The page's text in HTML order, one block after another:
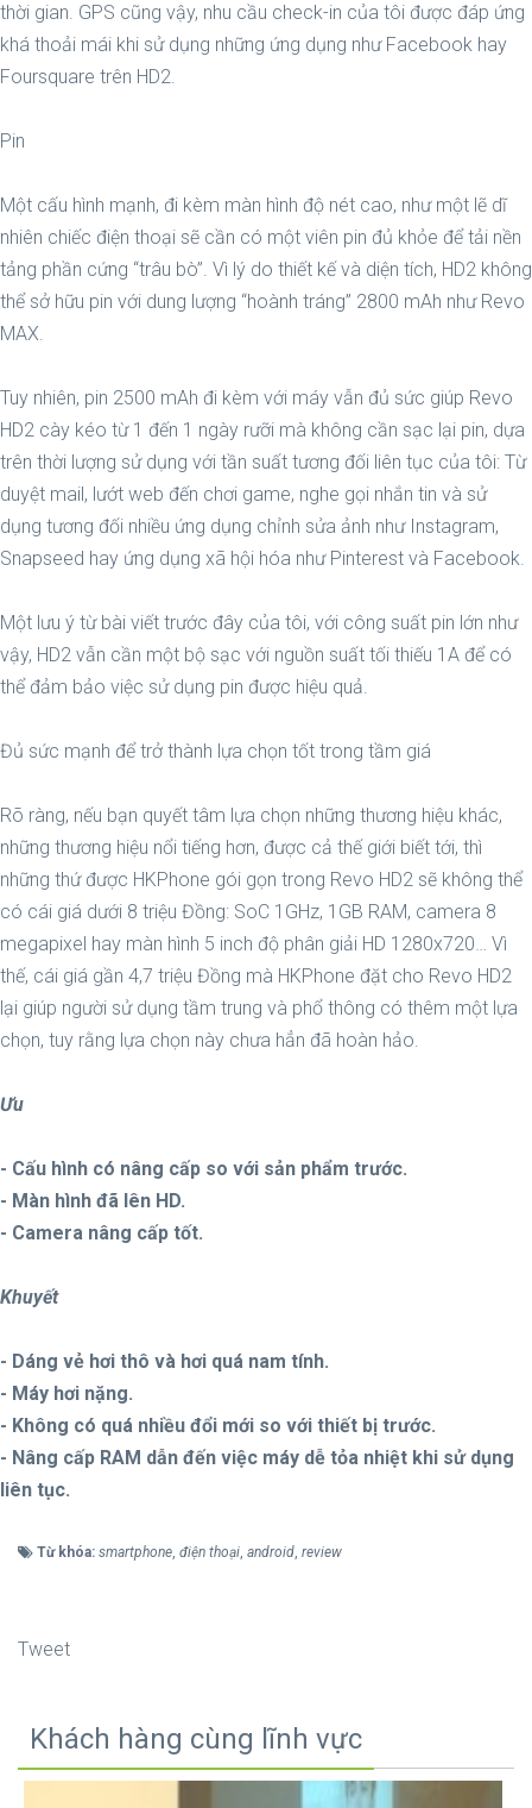
thời gian. GPS cũng vậy, nhu cầu check-in của tôi được đáp ứng
khá thoải mái khi sử dụng những ứng dụng như Facebook hay
Foursquare trên HD2.
Pin
Một cấu hình mạnh, đi kèm màn hình độ nét cao, như một lẽ dĩ
nhiên chiếc điện thoại sẽ cần có một viên pin đủ khỏe để tải nền
tảng phần cứng “trâu bò”. Vì lý do thiết kế và diện tích, HD2 không
thể sở hữu pin với dung lượng “hoành tráng” 2800 mAh như Revo
MAX.
Tuy nhiên, pin 2500 mAh đi kèm với máy vẫn đủ sức giúp Revo
HD2 cày kéo từ 1 đến 1 ngày rưỡi mà không cần sạc lại pin, dựa
trên thời lượng sử dụng với tần suất tương đối liên tục của tôi: Từ
duyệt mail, lướt web đến chơi game, nghe gọi nhắn tin và sử
dụng tương đối nhiều ứng dụng chỉnh sửa ảnh như Instagram,
Snapseed hay ứng dụng xã hội hóa như Pinterest và Facebook.
Một lưu ý từ bài viết trước đây của tôi, với công suất pin lớn như
vậy, HD2 vẫn cần một bộ sạc với nguồn suất tối thiếu 1A để có
thể đảm bảo việc sử dụng pin được hiệu quả.
Đủ sức mạnh để trở thành lựa chọn tốt trong tầm giá
Rõ ràng, nếu bạn quyết tâm lựa chọn những thương hiệu khác,
những thương hiệu nổi tiếng hơn, được cả thế giới biết tới, thì
những thứ được HKPhone gói gọn trong Revo HD2 sẽ không thể
có cái giá dưới 8 triệu Đồng: SoC 1GHz, 1GB RAM, camera 8
megapixel hay màn hình 5 inch độ phân giải HD 1280x720… Vì
thế, cái giá gần 4,7 triệu Đồng mà HKPhone đặt cho Revo HD2
lại giúp người sử dụng tầm trung và phổ thông có thêm một lựa
chọn, tuy rằng lựa chọn này chưa hẳn đã hoàn hảo.
Ưu
- Cấu hình có nâng cấp so với sản phẩm trước.
- Màn hình đã lên HD.
- Camera nâng cấp tốt.
Khuyết
- Dáng vẻ hơi thô và hơi quá nam tính.
- Máy hơi nặng.
- Không có quá nhiều đổi mới so với thiết bị trước.
- Nâng cấp RAM dẫn đến việc máy dễ tỏa nhiệt khi sử dụng
liên tục.
Từ khóa: smartphone, điện thoại, android, review
Tweet
Khách hàng cùng lĩnh vực